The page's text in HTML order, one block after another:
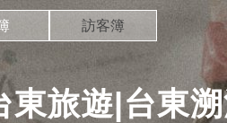
東旅遊|台東
訪客簿